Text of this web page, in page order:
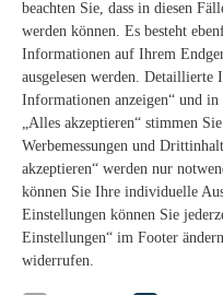
Abdichtungen
Fliesenkleber
Fugenmörtel
Fugendichtstoffe
Montagekleber
Bodenbelags-
Zubehör
PANDOMO®
beachten Sie, dass in diesen
werden können. Es besteht
Informationen auf Ihrem
ausgelesen werden.
Informationen anzeigen“ und
„Alles akzeptieren“ stimmen
Werbemessungen und
akzeptieren“ werden nur
können Sie Ihre individuelle
Einstellungen können Sie
Einstellungen“ im Footer
widerrufen.